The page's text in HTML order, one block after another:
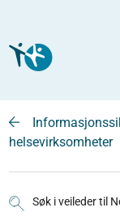
helsevirksomheter
Søk i veileder til